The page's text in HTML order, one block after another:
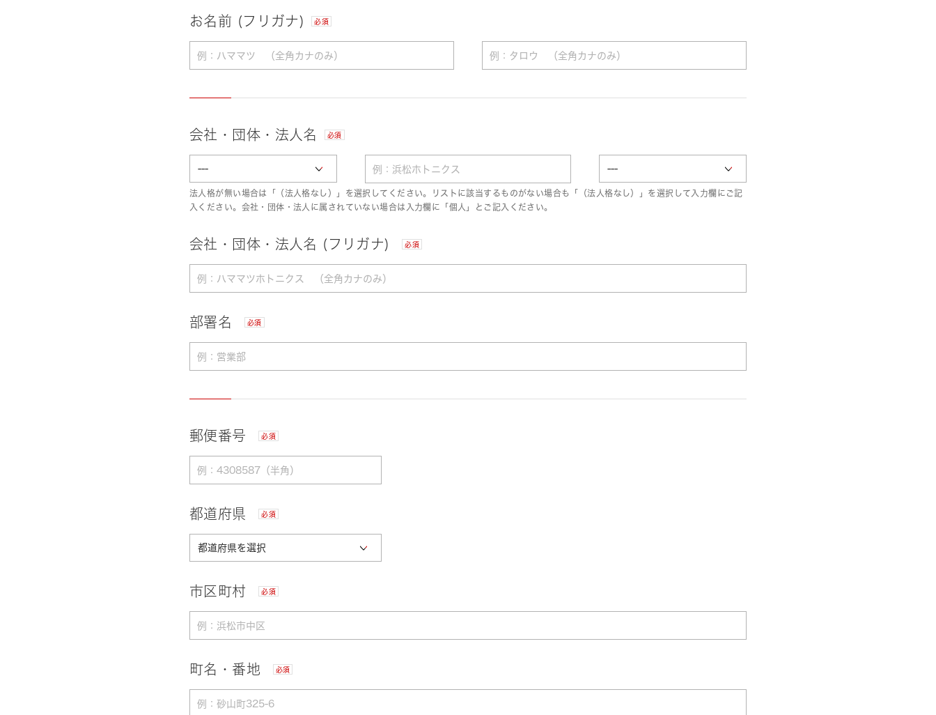
お名前 (フリガナ) 必須
会社・団体・法人名 必須
法人格が無い場合は「（法人格なし）」を選択してください。リストに該当するものがない場合も「（法人格なし）」を選択して入力欄にご記
入ください。会社・団体・法人に属されていない場合は入力欄に「個人」とご記入ください。
会社・団体・法人名 (フリガナ) 必須
部署名 必須
郵便番号 必須
都道府県 必須
市区町村 必須
町名・番地 必須